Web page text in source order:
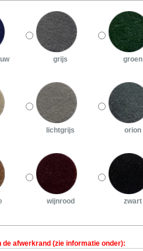
grijs groen
lichtgrijs orion
wijnrood zwart
afwerkrand (zie informatie onder):